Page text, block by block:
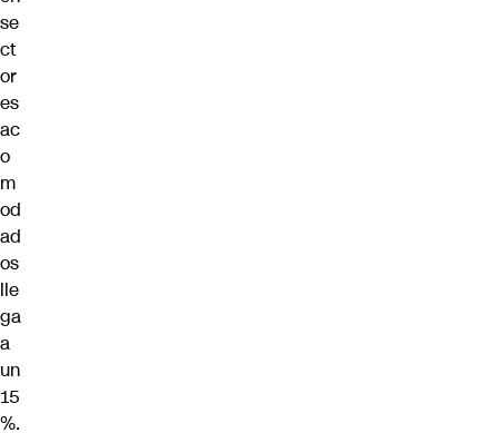
se
ct
or
es
ac
o
m
od
ad
os
lle
ga
a
un
15
%.